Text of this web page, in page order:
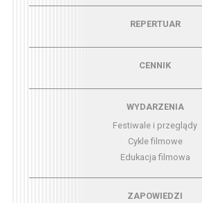
Menu - repertuarREPERTUAR
CENNIK
Menu - wydarzeniaWYDARZENIA
Festiwale i przeglądy
Cykle filmowe
Edukacja filmowa
Menu - zapowiedziZAPOWIEDZI